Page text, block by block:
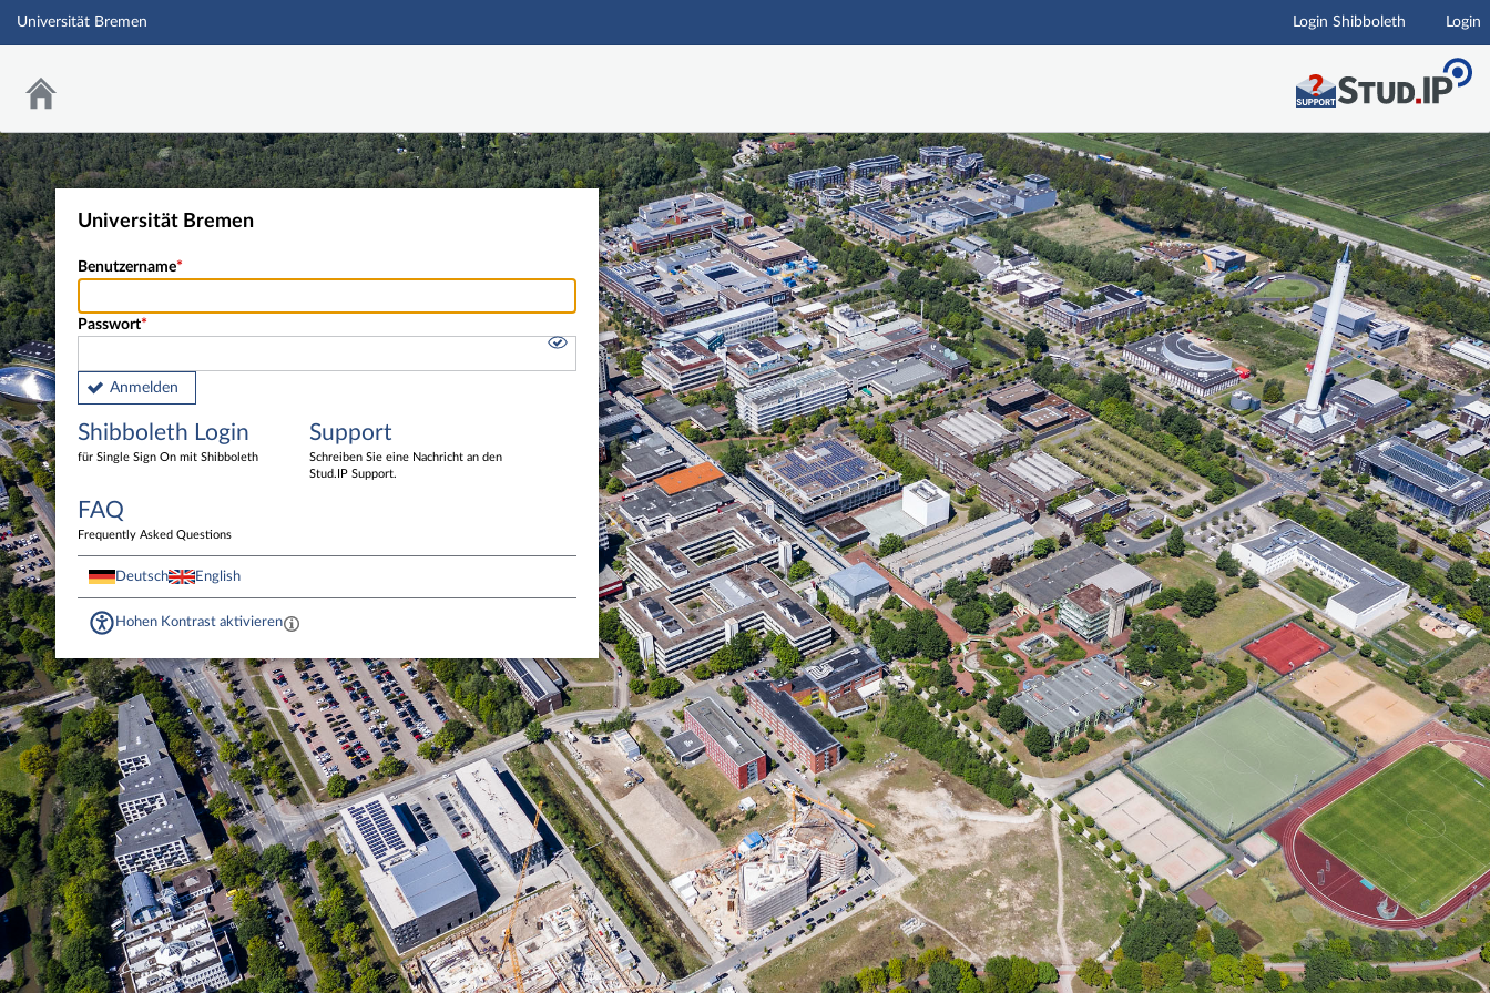
Hauptnavigation
Universität Bremen Login Shibboleth Login
Universität Bremen
Benutzername
Passwort
Anmelden
Shibboleth Login
für Single Sign On mit Shibboleth
Support
Schreiben Sie eine Nachricht an den
Stud.IP Support.
FAQ
Frequently Asked Questions
Deutsch English
Hohen Kontrast aktivieren